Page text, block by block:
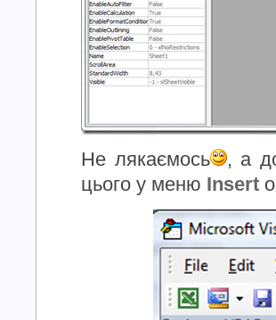
Не лякаємось
, а
цього у меню Insert